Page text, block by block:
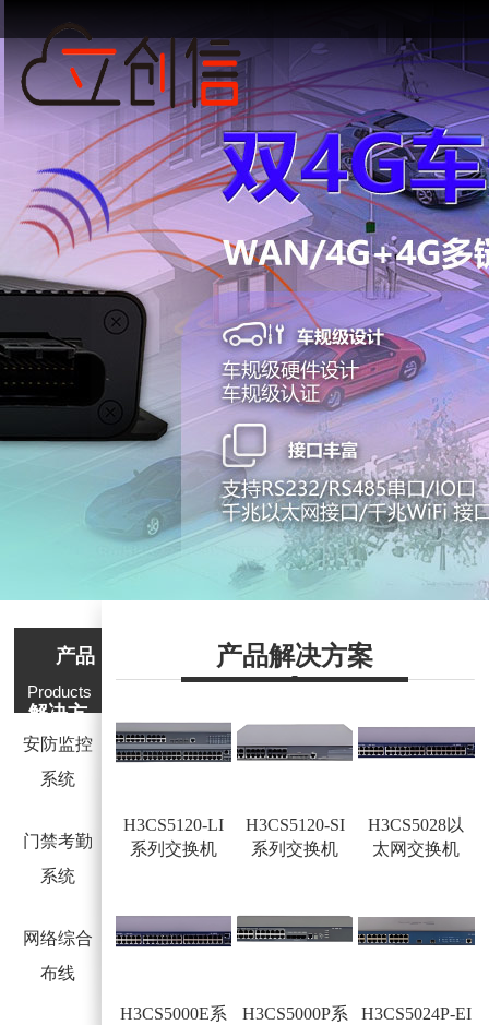
关
于
我
们
关
于
我
们
企
业
荣
誉
保
修
条
款
经
销
加
盟
工
业
路
由
模
块
嵌
入
式
工
业
路
由
模
块
工
业
网
关
双
卡
工
业
网
关
双
4G
车
规
级
路
由
器
5G
上
网
终
端
路
由
器
定
制
产品
解决方
案
Products
安防监控
系统
门禁考勤
系统
网络综合
布线
产品解决方案
H3CS5120-LI
系列交换机
H3CS5120-SI
系列交换机
H3CS5028以
太网交换机
H3CS5000E系
H3CS5000P系
H3CS5024P-EI